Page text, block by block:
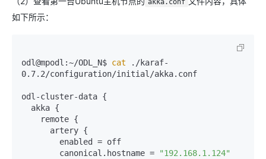
akka.conf
如下所示：
odl@mpodl:~/ODL_N$ cat ./karaf-
0.7.2/configuration/initial/akka.conf
odl-cluster-data {
        canonical.hostname =
"192.168.1.124"